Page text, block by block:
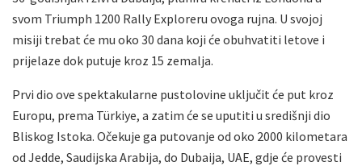
svom Triumph 1200 Rally Exploreru ovoga rujna. U svojoj
misiji trebat će mu oko 30 dana koji će obuhvatiti letove i
prijelaze dok putuje kroz 15 zemalja.
Prvi dio ove spektakularne pustolovine uključit će put kroz
Europu, prema Türkiye, a zatim će se uputiti u središnji dio
Bliskog Istoka. Očekuje ga putovanje od oko 2000 kilometara
od Jedde, Saudijska Arabija, do Dubaija, UAE, gdje će provesti